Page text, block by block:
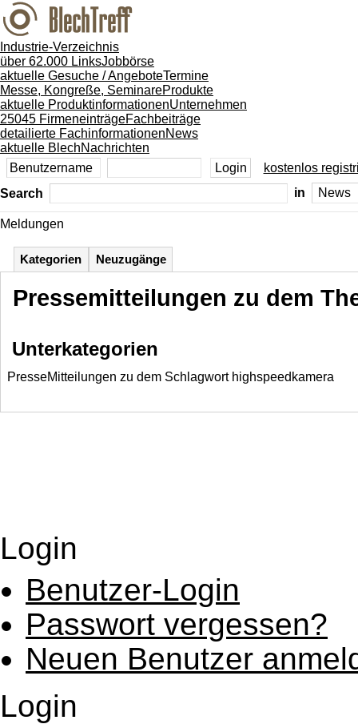
Industrie-Verzeichnis
über 62.000 LinksJobbörse
aktuelle Gesuche / AngeboteTermine
Messe, Kongreße, SeminareProdukte
aktuelle ProduktinformationenUnternehmen
25045 FirmeneinträgeFachbeiträge
detailierte FachinformationenNews
aktuelle BlechNachrichten
kostenlos
Search
in
Meldungen
Kategorien Neuzugänge
Pressemitteilungen zu dem
Unterkategorien
PresseMitteilungen zu dem Schlagwort highspeedkamera
Login
Benutzer-Login
Passwort vergessen?
Neuen Benutzer
Login